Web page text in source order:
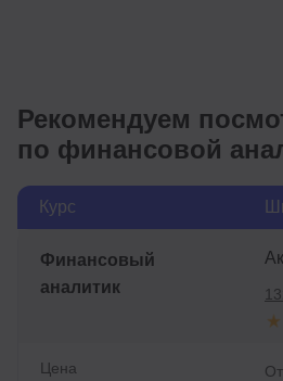
Рекомендуем
по финансовой
Курс
Финансовый
аналитик
Цена От